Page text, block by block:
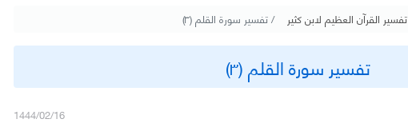
تفسير القرآن العظيم لابن كثير تفسير سورة القلم (٣)
تفسير سورة القلم (٣)
1444/02/16